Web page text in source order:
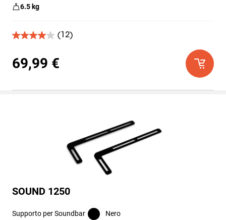
6.5 kg
(12)
4.0
5
stelle.
recensioni
69,99 €
SOUND 1250
Supporto per Soundbar Nero